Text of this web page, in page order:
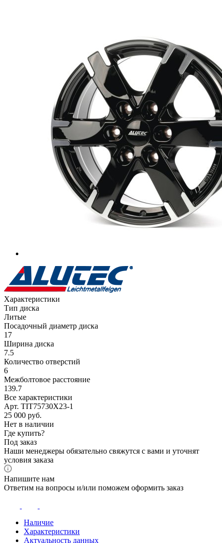
Характеристики
Тип диска
Литые
Посадочный диаметр диска
17
Ширина диска
7.5
Количество отверстий
6
Межболтовое расстояние
139.7
Все характеристики
Арт. TIT75730X23-1
25 000 руб.
Нет в наличии
Где купить?
Под заказ
Наши менеджеры обязательно свяжутся с вами и уточнят
условия заказа
Напишите нам
Ответим на вопросы и/или поможем оформить заказ
Наличие
Характеристики
Актуальность данных